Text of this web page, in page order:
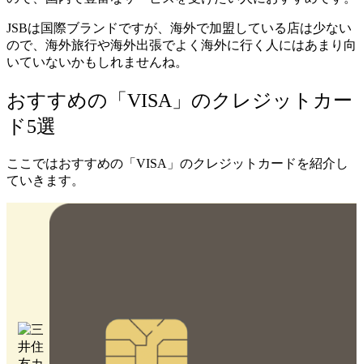
JSBは国際ブランドですが、海外で加盟している店は少ない
ので、海外旅行や海外出張でよく海外に行く人にはあまり向
いていないかもしれませんね。
おすすめの「VISA」のクレジットカー
ド5選
ここではおすすめの「VISA」のクレジットカードを紹介し
ていきます。